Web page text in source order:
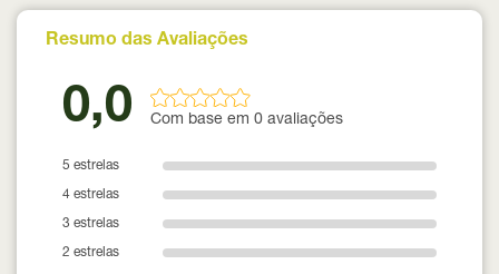
Resumo das Avaliações
0,0 Com base em 0 avaliações
5 estrelas
4 estrelas
3 estrelas
2 estrelas